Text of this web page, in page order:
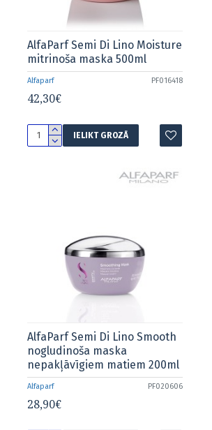
Alfaparf PF016418
AlfaParf Semi Di Lino Moisture
mitrinoša maska 500ml
42,30€
IELIKT GROZĀ
Alfaparf PF020606
AlfaParf Semi Di Lino Smooth
nogludinoša maska
nepakļāvīgiem matiem 200ml
28,90€